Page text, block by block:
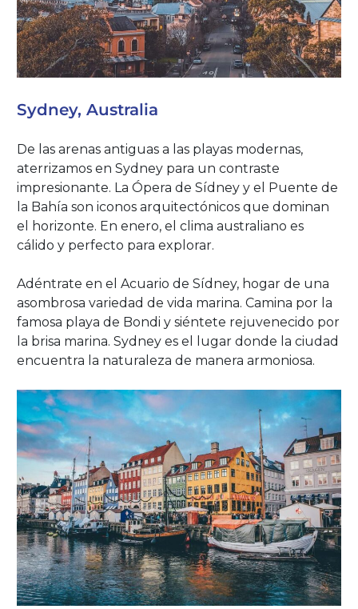
Sydney, Australia
De las arenas antiguas a las playas modernas,
aterrizamos en Sydney para un contraste
impresionante. La Ópera de Sídney y el Puente de
la Bahía son iconos arquitectónicos que dominan
el horizonte. En enero, el clima australiano es
cálido y perfecto para explorar.
Adéntrate en el Acuario de Sídney, hogar de una
asombrosa variedad de vida marina. Camina por la
famosa playa de Bondi y siéntete rejuvenecido por
la brisa marina. Sydney es el lugar donde la ciudad
encuentra la naturaleza de manera armoniosa.